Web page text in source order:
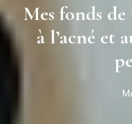
Mes fonds
à l’acné et